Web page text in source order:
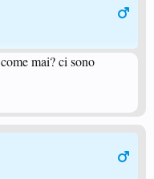
mai? ci sono